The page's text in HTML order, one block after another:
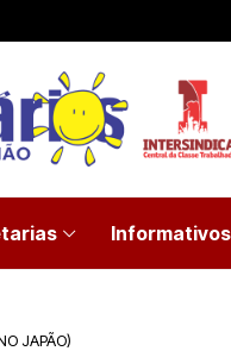
Informativos
JAPÃO)